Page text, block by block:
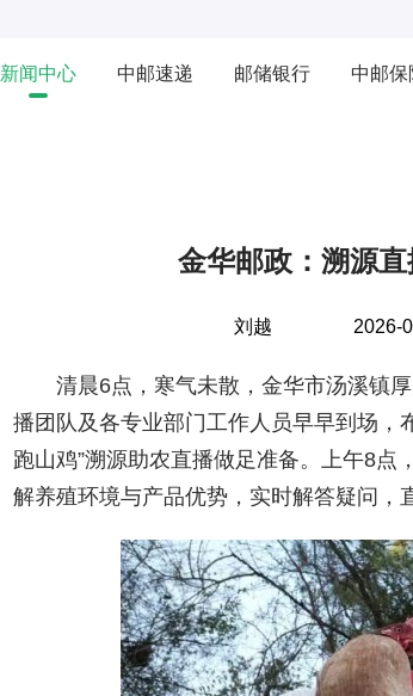
新闻中心 中邮速递 邮储银行 中邮保
金华邮政：溯源
刘越 2026-
清晨6点，寒气未散，金华市汤溪镇厚
播团队及各专业部门工作人员早早到场，
跑山鸡”溯源助农直播做足准备。上午8
解养殖环境与产品优势，实时解答疑问，